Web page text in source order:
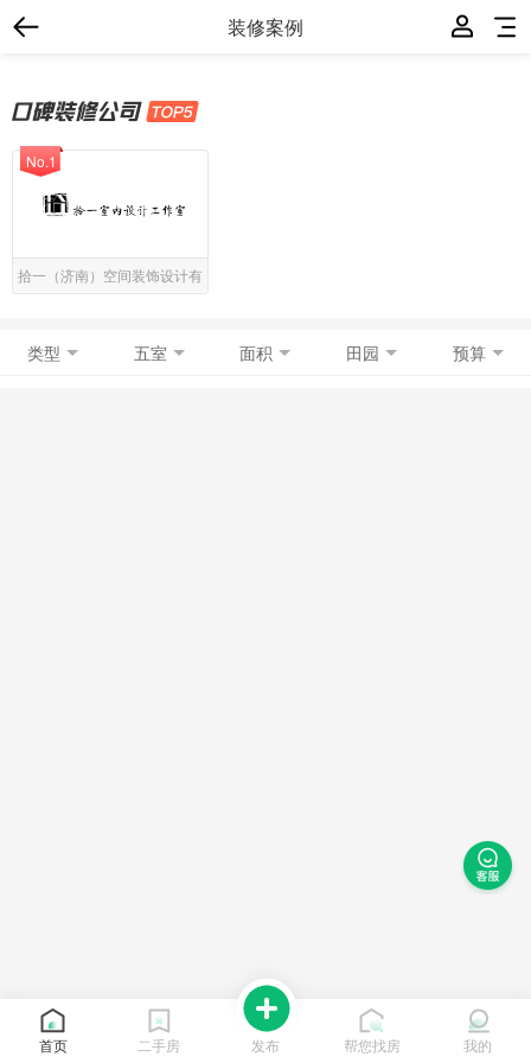
装修案例
拾一（济南）空间装饰设计有
No.1
类型 五室 面积 田园 预算
首页 二手房 发布 帮您找房 我的